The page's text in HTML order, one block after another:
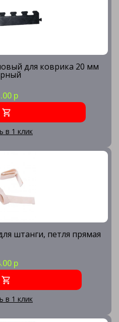
для коврика 20 мм
р
в 1 клик
штанги, петля прямая
р
в 1 клик